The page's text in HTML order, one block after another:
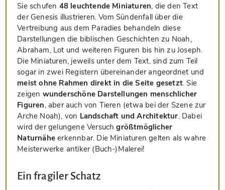
Sie schufen 48 leuchtende Miniaturen, die den Text
der Genesis illustrieren. Vom Sündenfall über die
Vertreibung aus dem Paradies behandeln diese
Darstellungen die biblischen Geschichten zu Noah,
Abraham, Lot und weiteren Figuren bis hin zu Joseph.
Die Miniaturen, jeweils unter dem Text, sind zum Teil
sogar in zwei Registern übereinander angeordnet und
meist ohne Rahmen direkt in die Seite gesetzt. Sie
zeigen wunderschöne Darstellungen menschlicher
Figuren, aber auch von Tieren (etwa bei der Szene zur
Arche Noah), von Landschaft und Architektur. Dabei
wird der gelungene Versuchgrößtmöglicher
Naturnähe erkennbar. Die Miniaturen gelten als wahre
Meisterwerke antiker (Buch-)Malerei!
Ein fragiler Schatz